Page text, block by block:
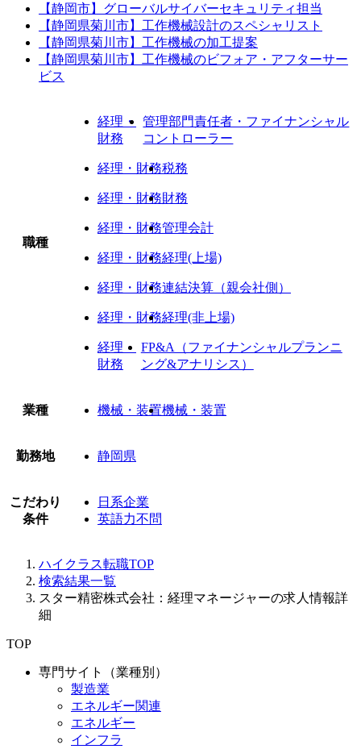
【静岡市】グローバルサイバーセキュリティ担当
【静岡県菊川市】工作機械設計のスペシャリスト
【静岡県菊川市】工作機械の加工提案
【静岡県菊川市】工作機械のビフォア・アフターサー
ビス
職種
経理・
財務
管理部門責任者・ファイナンシャル
コントローラー
経理・財務税務
経理・財務財務
経理・財務管理会計
経理・財務経理(上場)
経理・財務連結決算（親会社側）
経理・財務経理(非上場)
経理・
財務
FP&A（ファイナンシャルプランニ
ング&アナリシス）
業種 機械・装置機械・装置
勤務地 静岡県
こだわり
条件
日系企業
英語力不問
ハイクラス転職TOP
検索結果一覧
スター精密株式会社：経理マネージャーの求人情報詳
細
TOP
専門サイト（業種別）
製造業
エネルギー関連
エネルギー
インフラ